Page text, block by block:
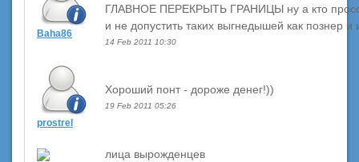
Baha86
ГЛАВНОЕ ПЕРЕКРЫТЬ ГРАНИЦЫ ну а кто
и не допустить таких выгнедышей как познер
14 Feb 2011 10:30
prostrel
Хороший понт - дороже денег!))
19 Feb 2011 05:26
лица вырожденцев